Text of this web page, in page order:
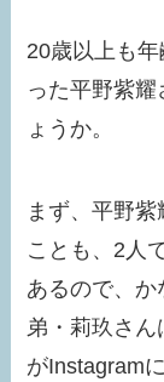
20歳以上も
った平野紫
ょうか。
まず、平野
ことも、2人
あるので、か
弟・莉玖さ
がInstagram